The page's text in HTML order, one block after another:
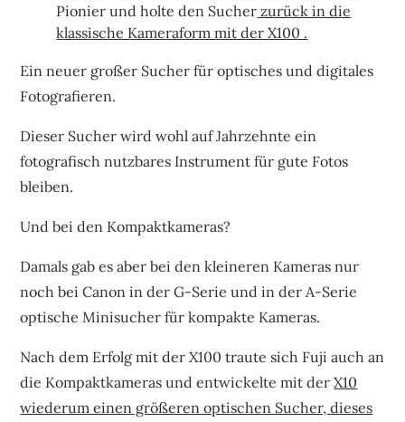
Pionier und holte den Sucher zurück in die
klassische Kameraform mit der X100 .
Ein neuer großer Sucher für optisches und digitales
Fotografieren.
Dieser Sucher wird wohl auf Jahrzehnte ein
fotografisch nutzbares Instrument für gute Fotos
bleiben.
Und bei den Kompaktkameras?
Damals gab es aber bei den kleineren Kameras nur
noch bei Canon in der G-Serie und in der A-Serie
optische Minisucher für kompakte Kameras.
Nach dem Erfolg mit der X100 traute sich Fuji auch an
die Kompaktkameras und entwickelte mit derX10
wiederum einen größeren optischen Sucher, dieses